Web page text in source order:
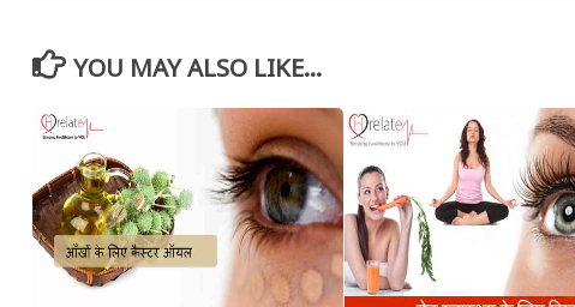
YOU MAY ALSO LIKE...